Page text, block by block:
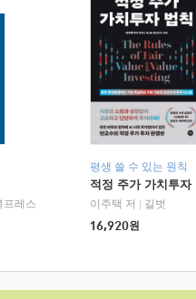
프레스
평생 쓸 수 있는 원칙
적정 주가 가치투자
이주택 저
길벗
16,920원